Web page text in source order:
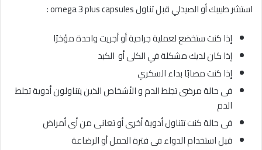
استشر طبيبك أو الصيدلي قبل تناول omega 3 plus capsules :
إذا كنت ستخضع لعملية جراحية أو أجريت واحدة مؤخرًا
إذا كان لديك مشكلة في الكلى أو الكبد
إذا كنت مصابًا بداء السكري
فى حالة مرضى تجلط الدم و الأشخاص الذين يتناولون أدوية تجلط
الدم
فى حالة كنت تتناول أدوية أخرى أو تعانى من أى أمراض
قبل استخدام الدواء فى فترة الحمل أو الرضاعة